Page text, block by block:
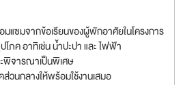
มแซมจากข้อเรียนของผู้พักอาศัยในโครงการ
ภค อาทิเช่น น้ำปะปา และ ไฟฟ้า
พิจารณาเป็นพิเศษ
วนกลางให้พร้อมใช้งานเสมอ